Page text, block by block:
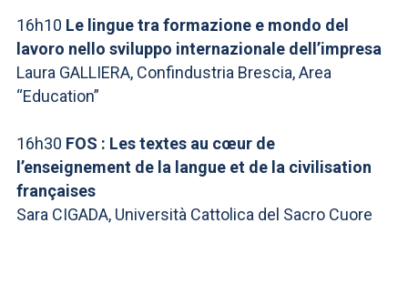
16h10 Le lingue tra formazione e mondo del
lavoro nello sviluppo internazionale dell’impresa
Laura GALLIERA, Confindustria Brescia, Area
“Education”
16h30 FOS : Les textes au cœur de
l’enseignement de la langue et de la civilisation
françaises
Sara CIGADA, Università Cattolica del Sacro Cuore